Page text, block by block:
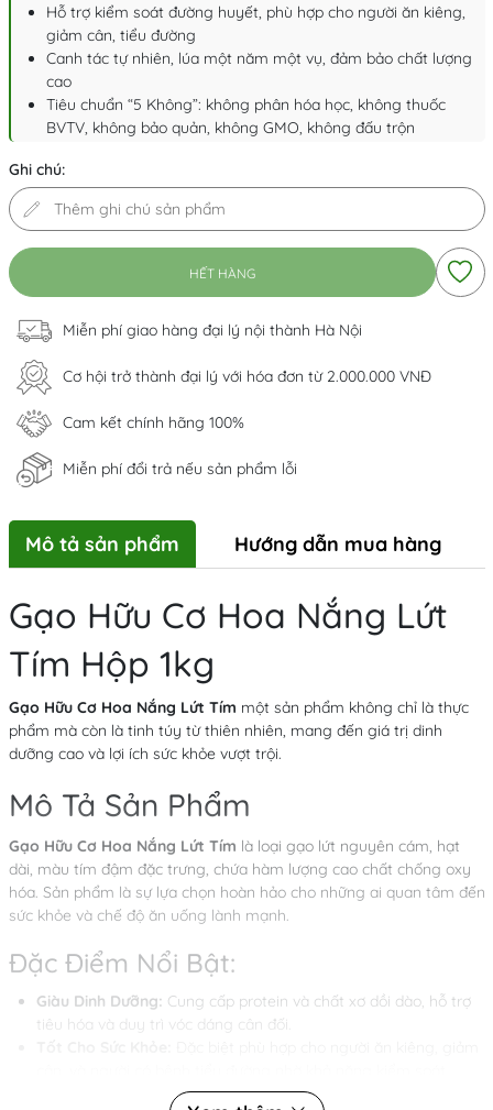
Hỗ trợ kiểm soát đường huyết, phù hợp cho người ăn kiêng,
giảm cân, tiểu đường
Canh tác tự nhiên, lúa một năm một vụ, đảm bảo chất lượng
cao
Tiêu chuẩn “5 Không”: không phân hóa học, không thuốc
BVTV, không bảo quản, không GMO, không đấu trộn
Ghi chú:
HẾT HÀNG
Miễn phí giao hàng đại lý nội thành Hà Nội
Cơ hội trở thành đại lý với hóa đơn từ 2.000.000 VNĐ
Cam kết chính hãng 100%
Miễn phí đổi trả nếu sản phẩm lỗi
Mô tả sản phẩm Hướng dẫn mua hàng
Gạo Hữu Cơ Hoa Nắng Lứt
Tím Hộp 1kg
Gạo Hữu Cơ Hoa Nắng Lứt Tím một sản phẩm không chỉ là thực
phẩm mà còn là tinh túy từ thiên nhiên, mang đến giá trị dinh
dưỡng cao và lợi ích sức khỏe vượt trội.
Mô Tả Sản Phẩm
Gạo Hữu Cơ Hoa Nắng Lứt Tím là loại gạo lứt nguyên cám, hạt
dài, màu tím đậm đặc trưng, chứa hàm lượng cao chất chống oxy
hóa. Sản phẩm là sự lựa chọn hoàn hảo cho những ai quan tâm đến
sức khỏe và chế độ ăn uống lành mạnh.
Đặc Điểm Nổi Bật:
Giàu Dinh Dưỡng: Cung cấp protein và chất xơ dồi dào, hỗ trợ
tiêu hóa và duy trì vóc dáng cân đối.